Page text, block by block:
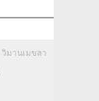
วิมานเมขลา